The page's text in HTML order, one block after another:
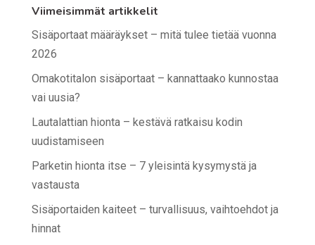
Viimeisimmät artikkelit
Sisäportaat määräykset – mitä tulee tietää vuonna
2026
Omakotitalon sisäportaat – kannattaako kunnostaa
vai uusia?
Lautalattian hionta – kestävä ratkaisu kodin
uudistamiseen
Parketin hionta itse – 7 yleisintä kysymystä ja
vastausta
Sisäportaiden kaiteet – turvallisuus, vaihtoehdot ja
hinnat